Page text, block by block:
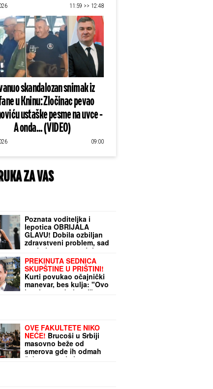
11:59 >> 12:48
skandalozan snimak iz
u Kninu: Zločinac pevao
ustaške pesme na uvce -
A onda... (VIDEO)
09:00
ZA VAS
Poznata voditeljka i
lepotica OBRIJALA
GLAVU! Dobila ozbiljan
zdravstveni problem, sad
pozirala potpuno ćelava:
"Ja sam živi dokaz da
možemo da prevaziđemo
svaku traumu"
PREKINUTA SEDNICA
SKUPŠTINE U PRIŠTINI!
Kurti povukao očajnički
manevar, bes kulja: "Ovo
je vrhunac drskosti"
OVE FAKULTETE NIKO
NEĆE! Brucoši u Srbiji
masovno beže od
smerova gde ih odmah
čeka posao i sigurna